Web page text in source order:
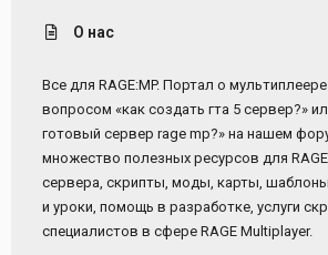
О нас
Все для RAGE:MP. Портал о
вопросом «как создать гта 5 сервер?»
готовый сервер rage mp?» на нашем
множество полезных ресурсов для
сервера, скрипты, моды, карты,
и уроки, помощь в разработке, услуги
специалистов в сфере RAGE Multiplayer.